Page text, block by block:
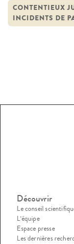
paiement en
1993-1994 ».
statistiques qui
CONTENTIEUX
INCIDENTS DE
Découvrir
Le conseil
L’équipe
Espace presse
Les dernières